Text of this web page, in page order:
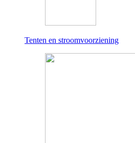
Tenten en stroomvoorziening